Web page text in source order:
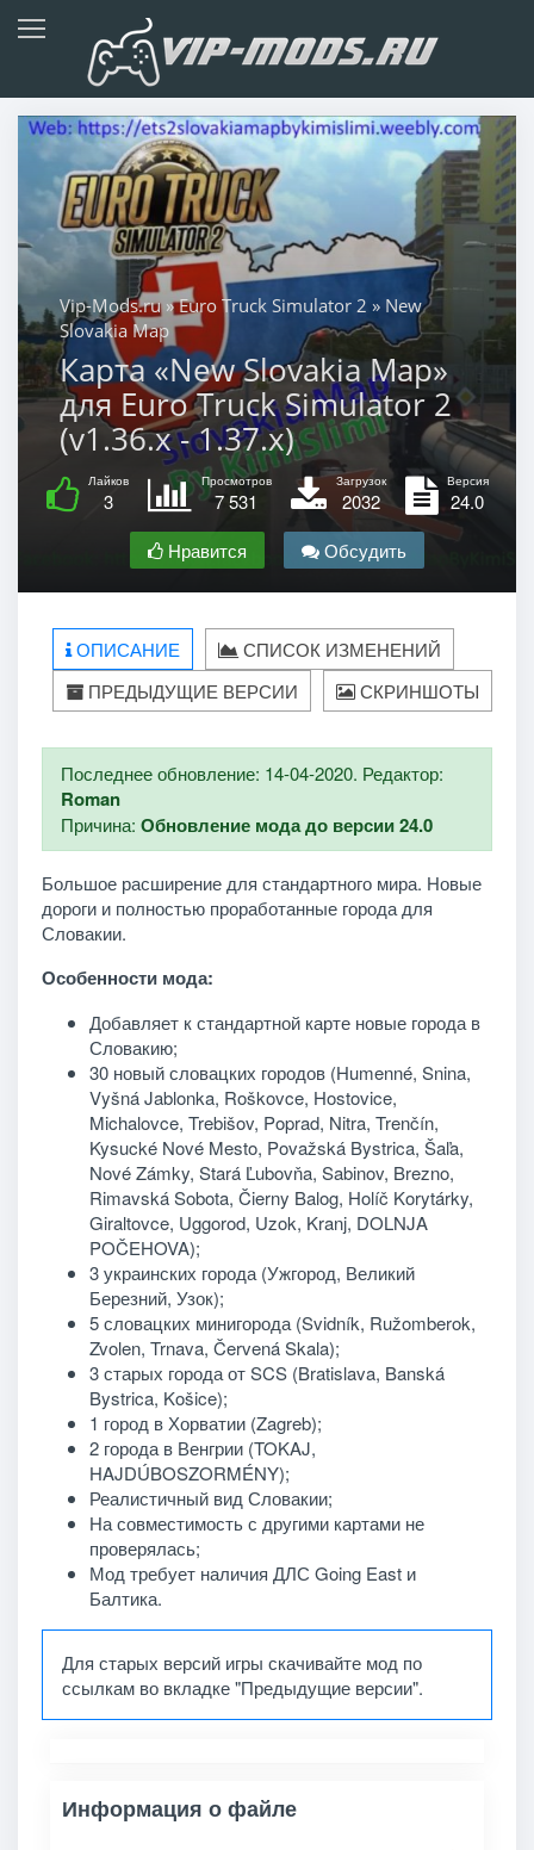
Vip-Mods.ru»Euro Truck Simulator 2 » New
Slovakia Map
Карта «New Slovakia Map»
для Euro Truck Simulator 2
(v1.36.x - 1.37.x)
Лайков
3
Просмотров
7 531
Загрузок
2032
Версия
24.0
Нравится
Обсудить
ОПИСАНИЕ
СПИСОК ИЗМЕНЕНИЙ
ПРЕДЫДУЩИЕ ВЕРСИИ
СКРИНШОТЫ
Последнее обновление: 14-04-2020. Редактор:
Roman
Причина: Обновление мода до версии 24.0
Большое расширение для стандартного мира. Новые
дороги и полностью проработанные города для
Словакии.
Особенности мода:
Добавляет к стандартной карте новые города в
Словакию;
30 новый словацких городов (Humenné, Snina,
Vyšná Jablonka, Roškovce, Hostovice,
Michalovce, Trebišov, Poprad, Nitra, Trenčín,
Kysucké Nové Mesto, Považská Bystrica, Šaľa,
Nové Zámky, Stará Ľubovňa, Sabinov, Brezno,
Rimavská Sobota, Čierny Balog, Holíč Korytárky,
Giraltovce, Uggorod, Uzok, Kranj, DOLNJA
POČEHOVA);
3 украинских города (Ужгород, Великий
Березний, Узок);
5 словацких минигорода (Svidník, Ružomberok,
Zvolen, Trnava, Červená Skala);
3 старых города от SCS (Bratislava, Banská
Bystrica, Košice);
1 город в Хорватии (Zagreb);
2 города в Венгрии (TOKAJ,
HAJDÚBOSZORMÉNY);
Реалистичный вид Словакии;
На совместимость с другими картами не
проверялась;
Мод требует наличия ДЛС Going East и
Балтика.
Для старых версий игры скачивайте мод по
ссылкам во вкладке "Предыдущие версии".
Информация о файле